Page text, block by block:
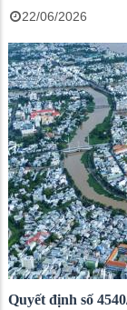
22/06/2026
Quyết định số